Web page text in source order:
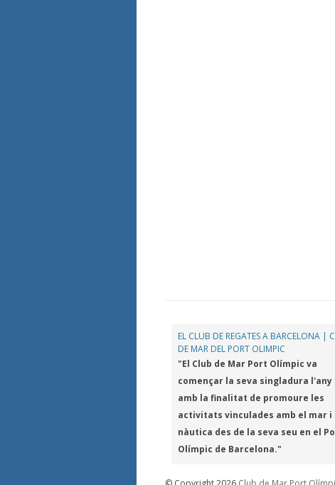
EL CLUB DE REGATES A BARCELONA |
DE MAR DEL PORT OLIMPIC
"El Club de Mar Port Olímpic va
començar la seva singladura l'any
amb la finalitat de promoure les
activitats vinculades amb el mar i
nàutica des de la seva seu en el
Olímpic de Barcelona."